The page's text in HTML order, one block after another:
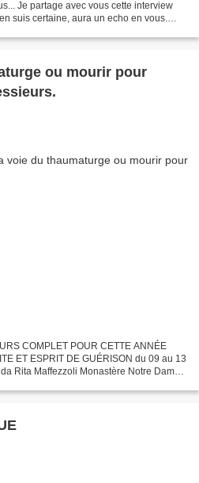
Je partage avec vous cette interview
suis certaine, aura un echo en vous.
ou mourir pour
COMPLET POUR CETTE ANNÉE
ET ESPRIT DE GUÉRISON du 09 au 13
Rita Maffezzoli Monastère Notre Dame